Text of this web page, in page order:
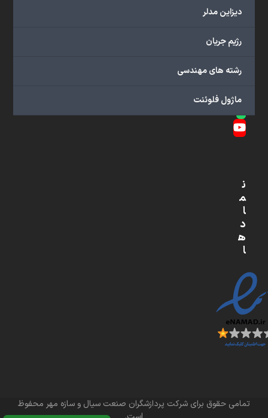
دیزاین مدلر
رژیم جریان
رشته های مهندسی
ماژول فلوئنت
(deprecated)
Facebook
LinkedIn
Skype
Whatsapp
YouTube
ن
م
ا
د
ه
ا
تمامی حقوق برای شرکت پردازشگران صنعت سیال و سازه مهر محفوظ